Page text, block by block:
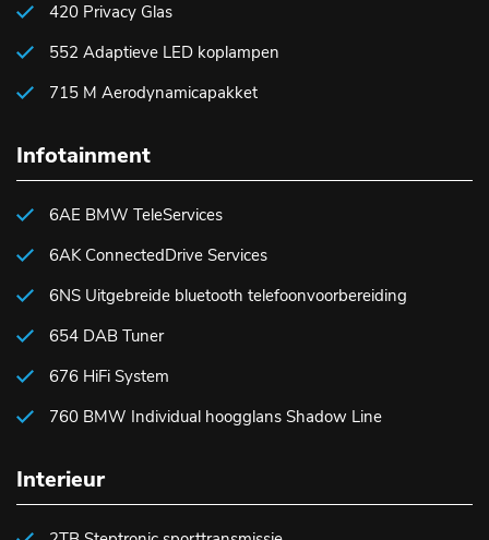
420 Privacy Glas
552 Adaptieve LED koplampen
715 M Aerodynamicapakket
Infotainment
6AE BMW TeleServices
6AK ConnectedDrive Services
6NS Uitgebreide bluetooth telefoonvoorbereiding
654 DAB Tuner
676 HiFi System
760 BMW Individual hoogglans Shadow Line
Interieur